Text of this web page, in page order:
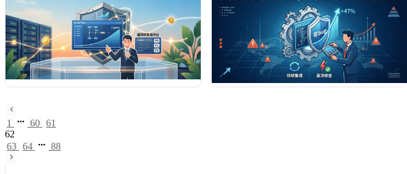
南，助力技术决策者精准选型，实现链路追踪的敏
捷落地。
明道云、简道云、钉钉宜搭等主流方案的横向测
评，为企业技术决策者提供可落地的配置清单与避
坑指南，助力构建安全可控的企业级低代码底座。
1 60 61
62
63 64 88